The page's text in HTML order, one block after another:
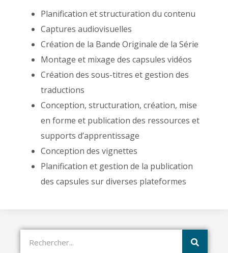
Planification et structuration du contenu
Captures audiovisuelles
Création de la Bande Originale de la Série
Montage et mixage des capsules vidéos
Création des sous-titres et gestion des
traductions
Conception, structuration, création, mise
en forme et publication des ressources et
supports d’apprentissage
Conception des vignettes
Planification et gestion de la publication
des capsules sur diverses plateformes